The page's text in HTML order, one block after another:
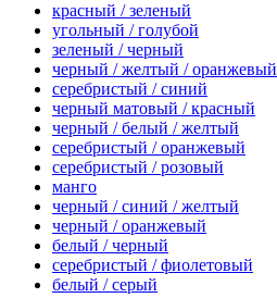
красный / зеленый
угольный / голубой
зеленый / черный
черный / желтый / оранжевый
серебристый / синий
черный матовый / красный
черный / белый / желтый
серебристый / оранжевый
серебристый / розовый
манго
черный / синий / желтый
черный / оранжевый
белый / черный
серебристый / фиолетовый
белый / серый